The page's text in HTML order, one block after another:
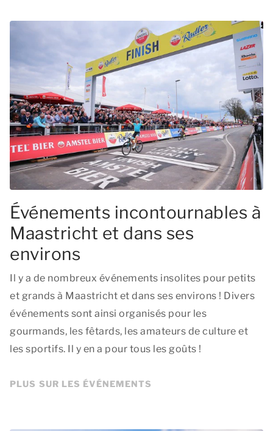
Événements incontournables à
Maastricht et dans ses
environs
Il y a de nombreux événements insolites pour petits
et grands à Maastricht et dans ses environs ! Divers
événements sont ainsi organisés pour les
gourmands, les fêtards, les amateurs de culture et
les sportifs. Il y en a pour tous les goûts !
PLUS SUR LES ÉVÉNEMENTS